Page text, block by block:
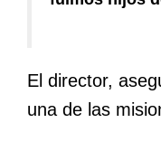
El director,
una de las